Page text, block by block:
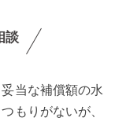
談
当な補償額の水
もりがないが、